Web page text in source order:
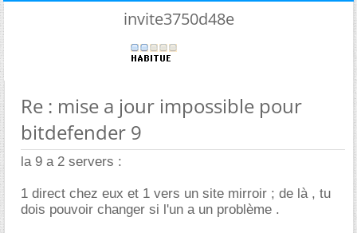
invite3750d48e
Re : mise a jour impossible pour
bitdefender 9
la 9 a 2 servers :
1 direct chez eux et 1 vers un site mirroir ; de là , tu
dois pouvoir changer si l'un a un problème .